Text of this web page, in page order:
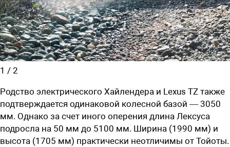
1 / 2
Родство электрического Хайлендера и Lexus TZ также
подтверждается одинаковой колесной базой — 3050
мм. Однако за счет иного оперения длина Лексуса
подросла на 50 мм до 5100 мм. Ширина (1990 мм) и
высота (1705 мм) практически неотличимы от Тойоты.